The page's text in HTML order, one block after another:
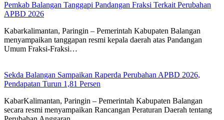
Pemkab Balangan Tanggapi Pandangan Fraksi Terkait Perubahan
APBD 2026
Kabarkalimantan, Paringin – Pemerintah Kabupaten Balangan
menyampaikan tanggapan resmi kepala daerah atas Pandangan
Umum Fraksi-Fraksi…
Sekda Balangan Sampaikan Raperda Perubahan APBD 2026,
Pendapatan Turun 1,81 Persen
KabarKalimantan, Paringin – Pemerintah Kabupaten Balangan
secara resmi menyampaikan Rancangan Peraturan Daerah tentang